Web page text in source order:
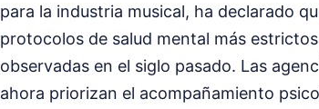
para la industria musical, ha declarado
protocolos de salud mental más
observadas en el siglo pasado. Las
ahora priorizan el acompañamiento